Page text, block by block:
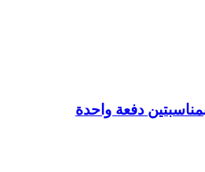
دفعة واحدة